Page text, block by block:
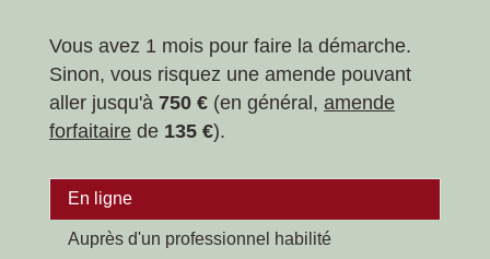
Vous avez 1 mois pour faire la démarche.
Sinon, vous risquez une amende pouvant
aller jusqu'à 750 € (en général, amende
forfaitaire de 135 €).
En ligne
Auprès d'un professionnel habilité